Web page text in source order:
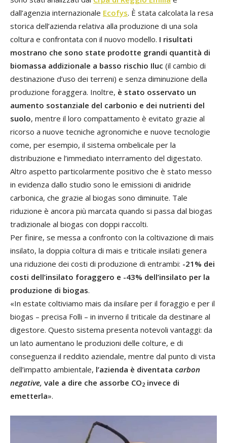
dall’agenzia internazionale Ecofys. È stata calcolata la resa
storica dell’azienda relativa alla produzione di una sola
coltura e confrontata con il nuovo modello. I risultati
mostrano che sono state prodotte grandi quantità di
biomassa addizionale a basso rischio Iluc (il cambio di
destinazione d’uso dei terreni) e senza diminuzione della
produzione foraggera. Inoltre, è stato osservato un
aumento sostanziale del carbonio e dei nutrienti del
suolo, mentre il loro compattamento è evitato grazie al
ricorso a nuove tecniche agronomiche e nuove tecnologie
come, per esempio, il sistema ombelicale per la
distribuzione e l’immediato interramento del digestato.
Altro aspetto particolarmente positivo che è stato messo
in evidenza dallo studio sono le emissioni di anidride
carbonica, che grazie al biogas sono diminuite. Tale
riduzione è ancora più marcata quando si passa dal biogas
tradizionale al biogas con doppi raccolti.
Per finire, se messa a confronto con la coltivazione di mais
insilato, la doppia coltura di mais e triticale insilati genera
una riduzione dei costi di produzione di entrambi: -21% dei
costi dell’insilato foraggero e -43% dell’insilato per la
produzione di biogas.
«In estate coltiviamo mais da insilare per il foraggio e per il
biogas – precisa Folli – in inverno il triticale da destinare al
digestore. Questo sistema presenta notevoli vantaggi: da
un lato aumentano le produzioni delle colture, e di
conseguenza il reddito aziendale, mentre dal punto di vista
dell’impatto ambientale, l’azienda è diventata carbon
negative, vale a dire che assorbe CO2 invece di
emetterla».